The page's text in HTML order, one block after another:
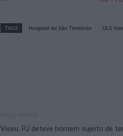
TAGS Hospital de São Teotónio ULS
Viseu: PJ deteve homem sujeito de